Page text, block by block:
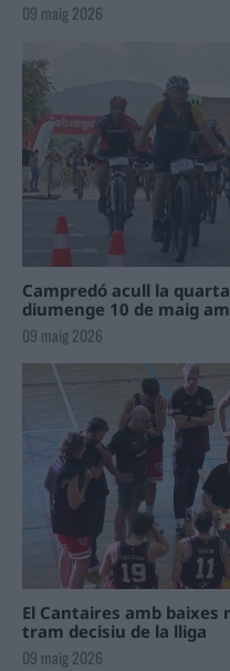
09 maig 2026
Campredó acull la
diumenge 10 de maig
09 maig 2026
El Cantaires amb baixes
tram decisiu de la lliga
09 maig 2026